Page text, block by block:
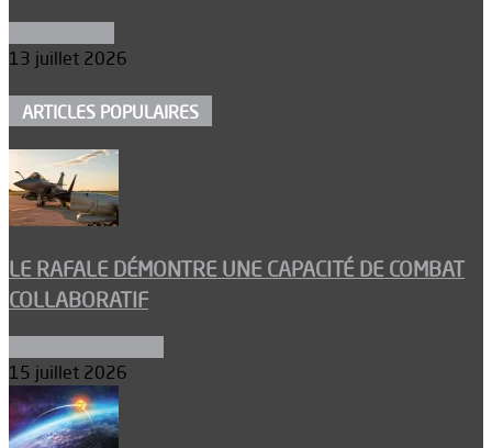
13 juillet 2026
ARTICLES POPULAIRES
LE RAFALE DÉMONTRE UNE CAPACITÉ DE COMBAT
COLLABORATIF
15 juillet 2026